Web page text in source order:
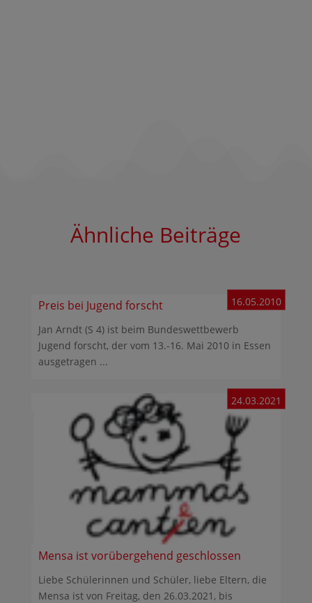
Ähnliche Beiträge
Preis bei Jugend forscht 16.05.2010
Jan Arndt (S 4) ist beim Bundeswettbewerb
Jugend forscht, der vom 13.-16. Mai 2010 in Essen
ausgetragen ...
Mensa ist vorübergehend geschlossen
24.03.2021
Liebe Schülerinnen und Schüler, liebe Eltern, die
Mensa ist von Freitag, den 26.03.2021, bis